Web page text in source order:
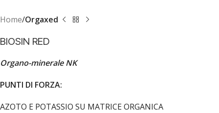
Home Orgaxed
BIOSIN RED
Organo-minerale NK
PUNTI DI FORZA:
AZOTO E POTASSIO SU MATRICE ORGANICA